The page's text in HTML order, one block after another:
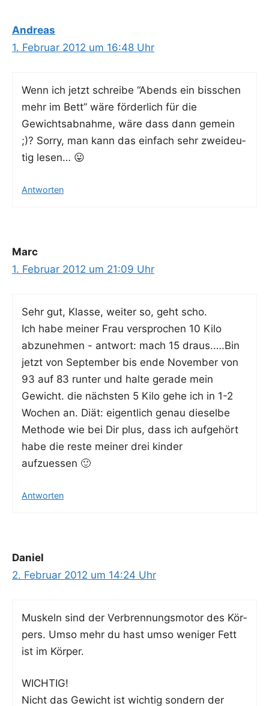
Andreas
1. Februar 2012 um 16:48 Uhr
Wenn ich jetzt schrei­be “Abends ein biss­chen
mehr im Bett” wäre för­der­lich für die
Gewichts­ab­nah­me, wäre dass dann gemein
;)? Sor­ry, man kann das ein­fach sehr zwei­deu­
tig lesen… 😛
Antworten
Marc
1. Februar 2012 um 21:09 Uhr
Sehr gut, Klas­se, wei­ter so, geht scho.
Ich habe mei­ner Frau ver­spro­chen 10 Kilo
abzu­neh­men - ant­wort: mach 15 draus.….Bin
jetzt von Sep­tem­ber bis ende Novem­ber von
93 auf 83 run­ter und hal­te gera­de mein
Gewicht. die nächs­ten 5 Kilo gehe ich in 1-2
Wochen an. Diät: eigent­lich genau die­sel­be
Metho­de wie bei Dir plus, dass ich auf­ge­hört
habe die res­te mei­ner drei kin­der
aufzuessen 🙂
Antworten
Daniel
2. Februar 2012 um 14:24 Uhr
Mus­keln sind der Ver­bren­nungs­mo­tor des Kör­
pers. Umso mehr du hast umso weni­ger Fett
ist im Körper.
WICHTIG!
Nicht das Gewicht ist wich­tig son­dern der